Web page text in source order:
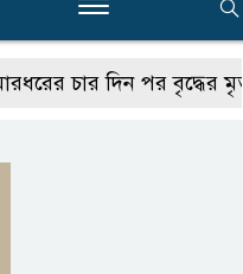
চার দিন পর বৃদ্ধের মৃত্যু,